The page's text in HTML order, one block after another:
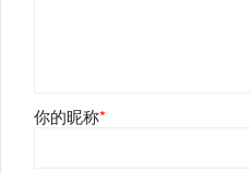
你的昵称*